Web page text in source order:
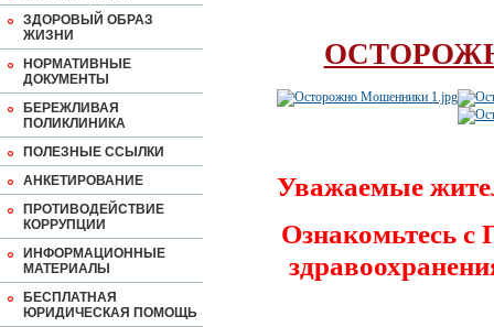
ЗДОРОВЫЙ ОБРАЗ
ЖИЗНИ
НОРМАТИВНЫЕ
ДОКУМЕНТЫ
БЕРЕЖЛИВАЯ
ПОЛИКЛИНИКА
ПОЛЕЗНЫЕ ССЫЛКИ
АНКЕТИРОВАНИЕ
ПРОТИВОДЕЙСТВИЕ
КОРРУПЦИИ
ИНФОРМАЦИОННЫЕ
МАТЕРИАЛЫ
БЕСПЛАТНАЯ
ЮРИДИЧЕСКАЯ ПОМОЩЬ
Уважаемые
Ознакомьтесь